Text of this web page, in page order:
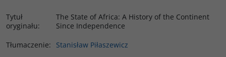
Tytuł
oryginału:
The State of Africa: A History of the Continent
Since Independence
Tłumaczenie:
Stanisław Piłaszewicz